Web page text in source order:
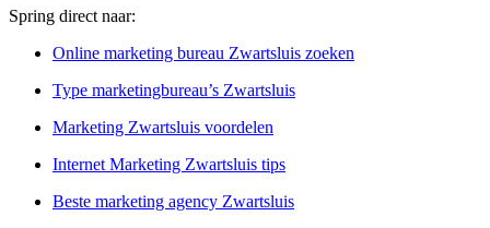
Spring direct naar:
Online marketing bureau Zwartsluis zoeken
Type marketingbureau’s Zwartsluis
Marketing Zwartsluis voordelen
Internet Marketing Zwartsluis tips
Beste marketing agency Zwartsluis